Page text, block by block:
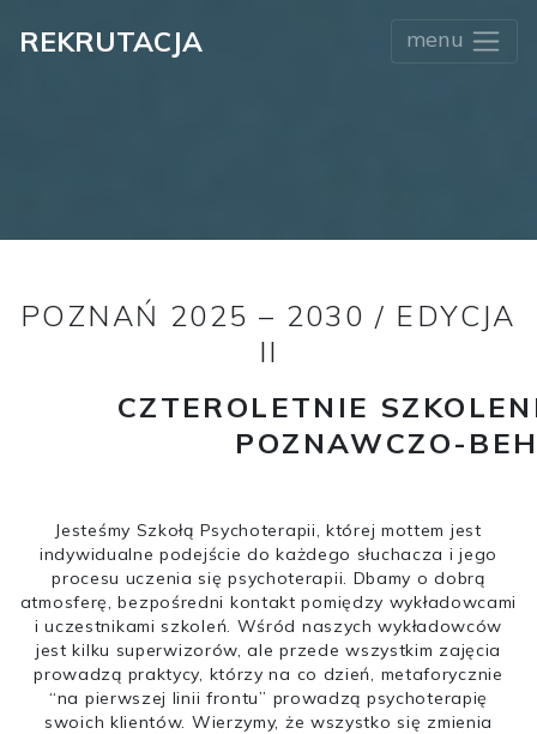
REKRUTACJA menu
POZNAŃ 2025 – 2030 / EDYCJA
II
CZTEROLETNIE
POZNAWCZO-
Jesteśmy Szkołą Psychoterapii, której mottem jest
indywidualne podejście do każdego słuchacza i jego
procesu uczenia się psychoterapii. Dbamy o dobrą
atmosferę, bezpośredni kontakt pomiędzy wykładowcami
i uczestnikami szkoleń. Wśród naszych wykładowców
jest kilku superwizorów, ale przede wszystkim zajęcia
prowadzą praktycy, którzy na co dzień, metaforycznie
“na pierwszej linii frontu” prowadzą psychoterapię
swoich klientów. Wierzymy, że wszystko się zmienia